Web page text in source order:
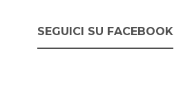
SEGUICI SU FACEBOOK